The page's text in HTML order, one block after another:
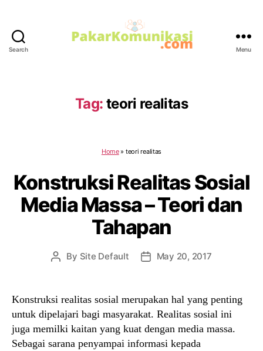
Search Menu
Tag: teori realitas
Home» teori realitas
Konstruksi Realitas Sosial
Media Massa – Teori dan
Tahapan
Post
By Site Default
PostMay 20, 2017
Konstruksi realitas sosial merupakan hal yang penting
untuk dipelajari bagi masyarakat. Realitas sosial ini
juga memilki kaitan yang kuat dengan media massa.
Sebagai sarana penyampai informasi kepada